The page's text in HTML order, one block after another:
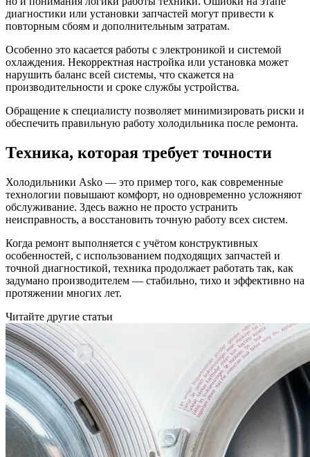
диагностики или установки запчастей могут привести к
повторным сбоям и дополнительным затратам.
Особенно это касается работы с электроникой и системой
охлаждения. Некорректная настройка или установка может
нарушить баланс всей системы, что скажется на
производительности и сроке службы устройства.
Обращение к специалисту позволяет минимизировать риски и
обеспечить правильную работу холодильника после ремонта.
Техника, которая требует точности
Холодильники Asko — это пример того, как современные
технологии повышают комфорт, но одновременно усложняют
обслуживание. Здесь важно не просто устранить
неисправность, а восстановить точную работу всех систем.
Когда ремонт выполняется с учётом конструктивных
особенностей, с использованием подходящих запчастей и
точной диагностикой, техника продолжает работать так, как
задумано производителем — стабильно, тихо и эффективно на
протяжении многих лет.
Читайте другие статьи